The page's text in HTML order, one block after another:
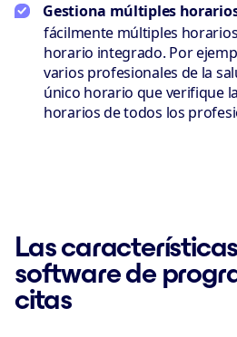
Gestiona múltiples
fácilmente múltiples
horario integrado. Por
varios profesionales de la
único horario que verifique
horarios de todos los
Las
software de
citas